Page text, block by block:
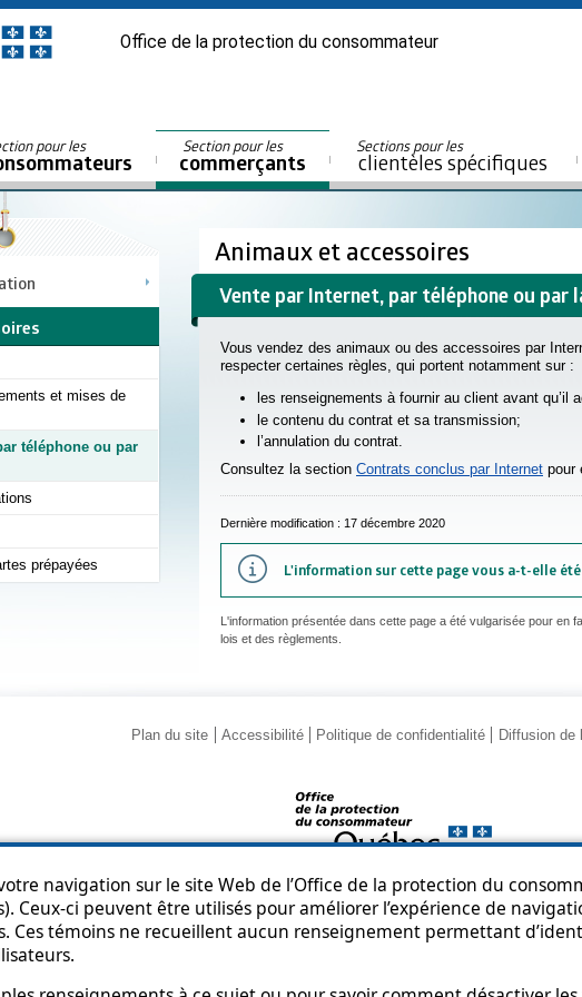
navigation sur le site Web de l’Office de la protection du
Ceux-ci peuvent être utilisés pour améliorer l’expérience de
Ces témoins ne recueillent aucun renseignement permettant
Office de la protection du consommateur
pour les Section pour les
commerçants
Sections pour les
clientèles spécifiques
et mises de
téléphone ou par
prépayées
Animaux et accessoires
Vente par Internet, par téléphone ou par
Vous vendez des animaux ou des accessoires par
respecter certaines règles, qui portent notamment sur :
les renseignements à fournir au client avant qu’il
le contenu du contrat et sa transmission;
l’annulation du contrat.
Consultez la section Contrats conclus par Internet pour
Dernière modification : 17 décembre 2020
L'information sur cette page vous a-t-elle
L'information présentée dans cette page a été vulgarisée pour en
lois et des règlements.
Plan du site Accessibilité Politique de confidentialité Diffusion de
© Gouvernement du Québec, 2013-2025